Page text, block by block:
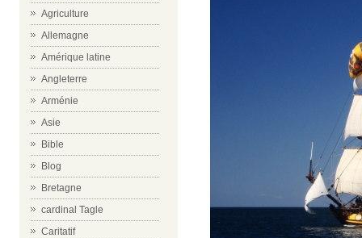
Agriculture
Allemagne
Amérique latine
Angleterre
Arménie
Asie
Bible
Blog
Bretagne
cardinal Tagle
Caritatif